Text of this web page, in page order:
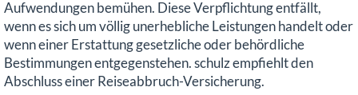
Aufwendungen bemühen. Diese Verpflichtung entfällt,
wenn es sich um völlig unerhebliche Leistungen handelt oder
wenn einer Erstattung gesetzliche oder behördliche
Bestimmungen entgegenstehen. schulz empfiehlt den
Abschluss einer Reiseabbruch-Versicherung.